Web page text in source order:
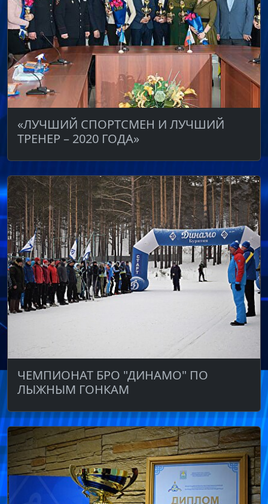
«ЛУЧШИЙ СПОРТСМЕН И ЛУЧШИЙ
ТРЕНЕР – 2020 ГОДА»
ЧЕМПИОНАТ БРО "ДИНАМО" ПО
ЛЫЖНЫМ ГОНКАМ